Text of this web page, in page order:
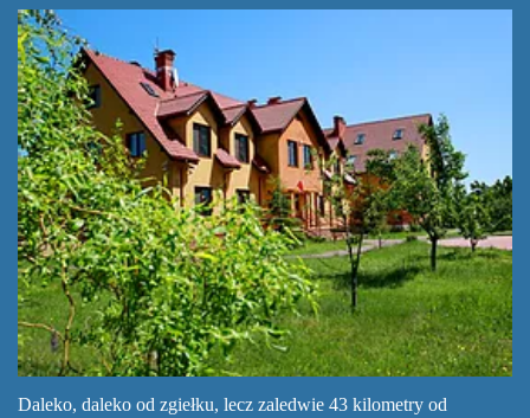
Daleko, daleko od zgiełku, lecz zaledwie 43 kilometry od